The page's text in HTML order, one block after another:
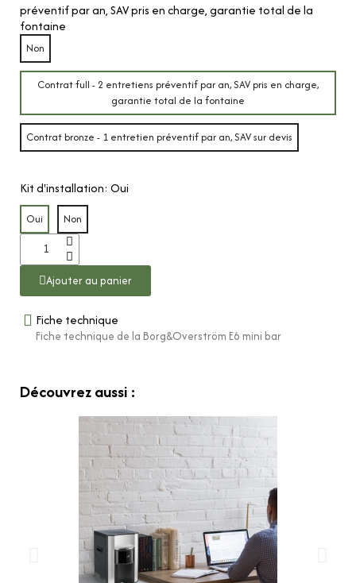
préventif par an, SAV pris en charge, garantie total de la
fontaine
Non
Contrat full - 2 entretiens préventif par an, SAV pris en charge,
garantie total de la fontaine
Contrat bronze - 1 entretien préventif par an, SAV sur devis
Kit d'installation Oui
Oui Non
Ajouter au panier
Fiche technique
Fiche technique de la Borg&Overström E6 mini bar
Découvrez aussi :